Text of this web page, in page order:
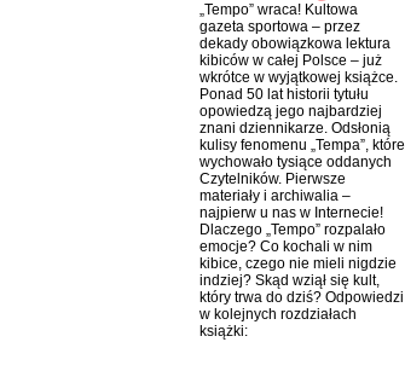
„Tempo” wraca! Kultowa
gazeta sportowa – przez
dekady obowiązkowa lektura
kibiców w całej Polsce – już
wkrótce w wyjątkowej książce.
Ponad 50 lat historii tytułu
opowiedzą jego najbardziej
znani dziennikarze. Odsłonią
kulisy fenomenu „Tempa”, które
wychowało tysiące oddanych
Czytelników. Pierwsze
materiały i archiwalia –
najpierw u nas w Internecie!
Dlaczego „Tempo” rozpalało
emocje? Co kochali w nim
kibice, czego nie mieli nigdzie
indziej? Skąd wziął się kult,
który trwa do dziś? Odpowiedzi
w kolejnych rozdziałach
książki: